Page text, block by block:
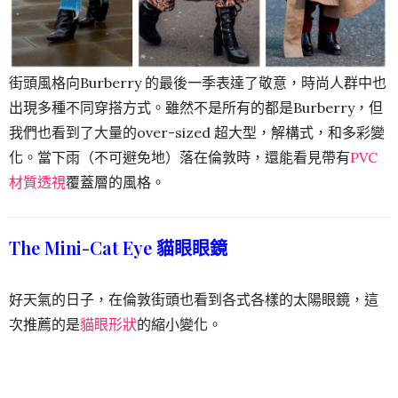
街頭風格向Burberry 的最後一季表達了敬意，時尚人群中也
出現多種不同穿搭方式。雖然不是所有的都是Burberry，但
我們也看到了大量的over-sized 超大型，解構式，和多彩變
化。當下雨（不可避免地）落在倫敦時，還能看見帶有PVC
材質透視覆蓋層的風格。
The Mini-Cat Eye 貓眼眼鏡
好天氣的日子，在倫敦街頭也看到各式各樣的太陽眼鏡，這
次推薦的是貓眼形狀的縮小變化。